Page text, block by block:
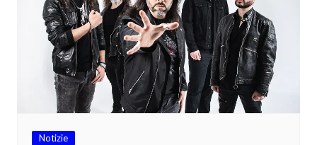
Notizie